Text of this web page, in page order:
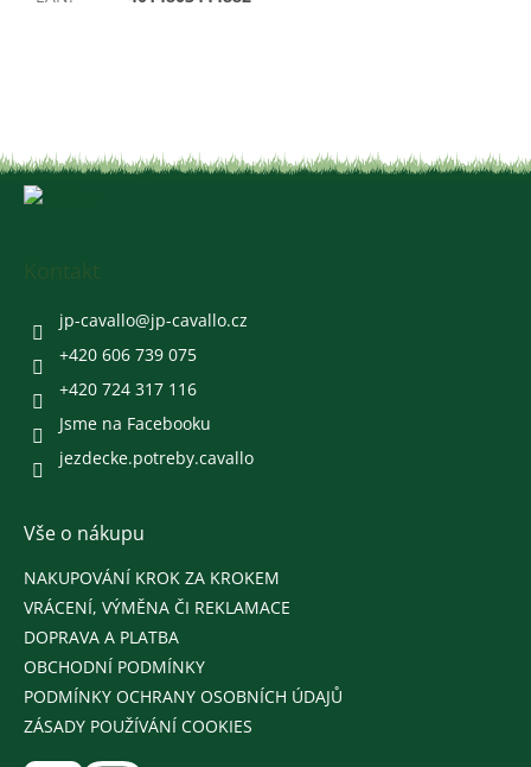
jp-cavallo@jp-cavallo.cz
+420 606 739 075
+420 724 317 116
Jsme na Facebooku
jezdecke.potreby.cavallo
Vše o nákupu
NAKUPOVÁNÍ KROK ZA KROKEM
VRÁCENÍ, VÝMĚNA ČI REKLAMACE
DOPRAVA A PLATBA
OBCHODNÍ PODMÍNKY
PODMÍNKY OCHRANY OSOBNÍCH ÚDAJŮ
ZÁSADY POUŽÍVÁNÍ COOKIES